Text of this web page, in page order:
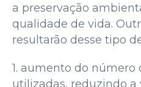
a preservação
qualidade de vida.
resultarão desse tipo
1. aumento do número
utilizadas, reduzindo